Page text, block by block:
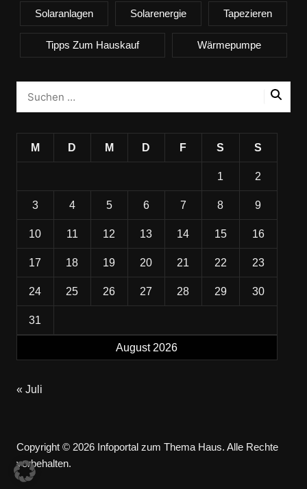
Solaranlagen Solarenergie Tapezieren
Tipps Zum Hauskauf Wärmepumpe
August 2026
M D M D F S S
1 2
3 4 5 6 7 8 9
10 11 12 13 14 15 16
17 18 19 20 21 22 23
24 25 26 27 28 29 30
31
« Juli
Copyright © 2026 Infoportal zum Thema Haus. Alle Rechte
vorbehalten.